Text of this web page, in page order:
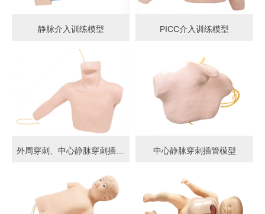
静脉介入训练模型 PICC介入训练模型
外周穿刺、中心静脉穿刺插管模型 中心静脉穿刺插管模型